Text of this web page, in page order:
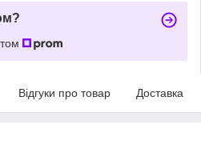
Відгуки про товар Доставка